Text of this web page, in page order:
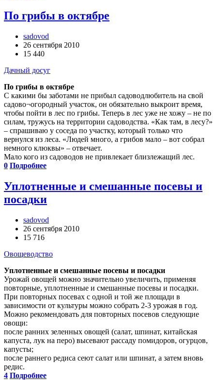
По грибы в октябре
sadovod
26 сентября 2010
15 440
Дачный досуг
По грибы в октябре
С какими бы заботами не прибыл садовод­любитель на свой
садово¬огородный участок, он обязательно выкроит время,
чтобы пойти в лес по грибы. Теперь в лес уже не хожу – не по
силам, тружусь на территории садоводства. «Как там, в лесу?»
– спрашиваю у соседа по участку, который только что
вернулся из леса. «Людей много, а грибов мало – вот собрал
немного клюквы» – отвечает.
Мало кого из садоводов не привлекает близлежащий лес.
0 Подробнее
Уплотненные и смешанные посевы и
посадки
sadovod
26 сентября 2010
15 716
Овощеводство
Уплотненные и смешанные посевы и посадки
Урожай овощей можно значительно увеличить, при­меняя
повторные, уплотненные и смешанные посевы и посадки.
При повторных посевах с одной и той же площа­ди в
зависимости от культуры можно собрать 2-3 уро­жая в год.
Можно рекомендовать для повторных посевов следующие
овощи:
после ранних зеленных овощей (салат, шпинат, китайская
капуста, лук на перо) высевают рассаду помидоров, огурцов,
капусты;
после раннего редиса сеют салат или шпинат, а затем вновь
редис.
4 Подробнее